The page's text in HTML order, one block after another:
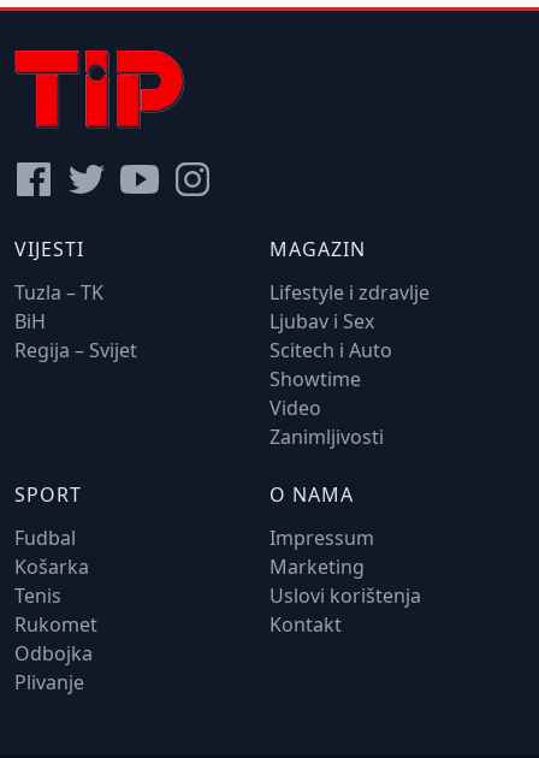
VIJESTI
Tuzla – TK
BiH
Regija – Svijet
MAGAZIN
Lifestyle i zdravlje
Ljubav i Sex
Scitech i Auto
Showtime
Video
Zanimljivosti
SPORT
Fudbal
Košarka
Tenis
Rukomet
Odbojka
Plivanje
O NAMA
Impressum
Marketing
Uslovi korištenja
Kontakt